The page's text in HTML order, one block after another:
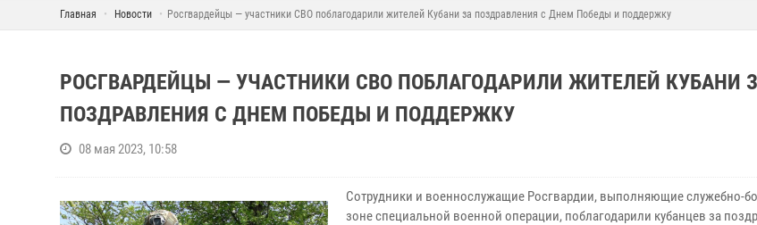
Главная Новости Росгвардейцы — участники СВО поблагодарили жителей Кубани за поздравления с Днем Победы и поддержку
РОСГВАРДЕЙЦЫ — УЧАСТНИКИ СВО ПОБЛАГОДАРИЛИ ЖИТЕЛЕЙ КУБАНИ
ПОЗДРАВЛЕНИЯ С ДНЕМ ПОБЕДЫ И ПОДДЕРЖКУ
08 мая 2023, 10:58
Сотрудники и военнослужащие Росгвардии, выполняющие служебно-
зоне специальной военной операции, поблагодарили кубанцев за